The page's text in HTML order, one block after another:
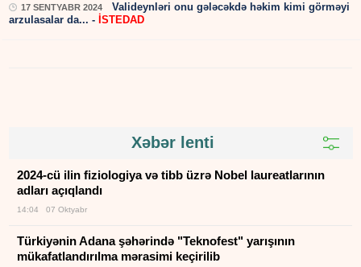
17 SENTYABR 2024
Valideynləri onu gələcəkdə həkim kimi görməyi
arzulasalar da... - İSTEDAD
Xəbər lenti
2024-cü ilin fiziologiya və tibb üzrə Nobel laureatlarının
adları açıqlandı
14:04 07 Oktyabr
Türkiyənin Adana şəhərində "Teknofest" yarışının
mükafatlandırılma mərasimi keçirilib